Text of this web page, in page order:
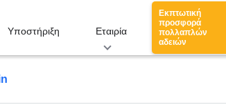
Υποστήριξη Εταιρία
Εκπτωτική
προσφορά
πολλαπλών
αδειών